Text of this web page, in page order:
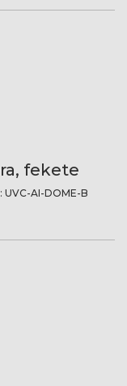
fekete
UVC-AI-DOME-B